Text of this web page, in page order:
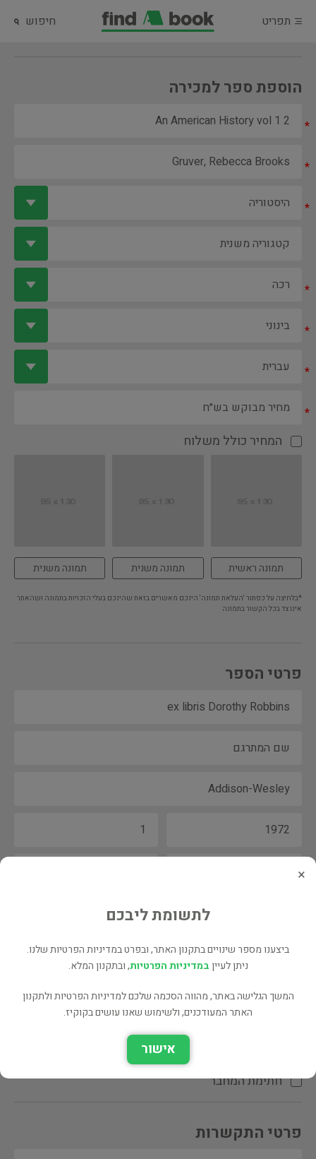
תפריט חיפוש
הוספת ספר למכירה
*
*
*
*
*
*
*
המחיר כולל משלוח
תמונה ראשית תמונה משנית תמונה משנית
*בלחיצה על כפתור 'העלאת תמונה' הינכם מאשרים בזאת שהינכם בעלי הזכויות בתמונה ושהאתר
אינו צד בכל הקשור בתמונה
פרטי הספר
הקדשת המחבר\המתרגם
חתימת המחבר
פרטי התקשרות
×
לתשומת ליבכם
ביצענו מספר שינויים בתקנון האתר, ובפרט במדיניות הפרטיות שלנו.
ניתן לעייןבמדיניות הפרטיות, ובתקנון המלא.
המשך הגלישה באתר, מהווה הסכמה שלכם למדיניות הפרטיות ולתקנון
האתר המעודכנים, ולשימוש שאנו עושים בקוקיז.
אישור